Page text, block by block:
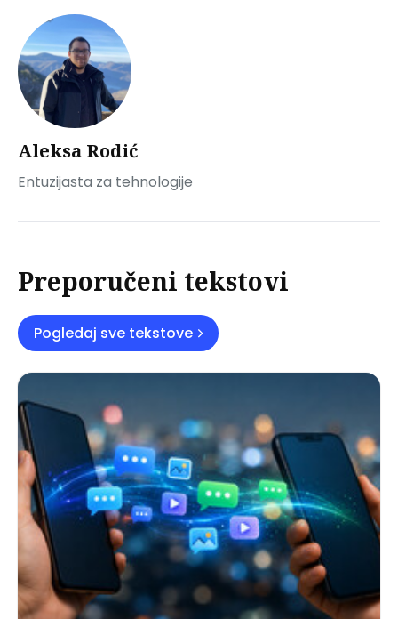
Aleksa Rodić
Entuzijasta za tehnologije
Preporučeni tekstovi
Pogledaj sve tekstove